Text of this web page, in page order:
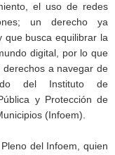
el uso de redes
un derecho ya
que busca equilibrar la
digital, por lo que
a navegar de
del Instituto de
y Protección de
(Infoem).
del Infoem, quien